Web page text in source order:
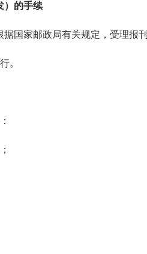
）的手续
家邮政局有关规定，受理报刊
。